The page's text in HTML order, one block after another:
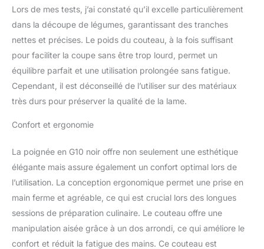
Dalstrong Power: Acier
AUS-10V japonais ultra
pointu à une dureté de
62+ Rockwell pour des
extraordinaires et une
rétention de bord
incroyable est
gamme, assurant une
résistance
durabilité et une
résistance de coloration.
Parfaitement équilibré, la
lame à bande précise
Lors de mes tests, j’ai constaté qu’il excelle particulièrement
dans la découpe de légumes, garantissant des tranches
nettes et précises. Le poids du couteau, à la fois suffisant
pour faciliter la coupe sans être trop lourd, permet un
équilibre parfait et une utilisation prolongée sans fatigue.
Cependant, il est déconseillé de l’utiliser sur des matériaux
très durs pour préserver la qualité de la lame.
Confort et ergonomie
La poignée en G10 noir offre non seulement une esthétique
élégante mais assure également un confort optimal lors de
l’utilisation. La conception ergonomique permet une prise en
main ferme et agréable, ce qui est crucial lors des longues
sessions de préparation culinaire. Le couteau offre une
manipulation aisée grâce à un dos arrondi, ce qui améliore le
confort et réduit la fatigue des mains. Ce couteau est